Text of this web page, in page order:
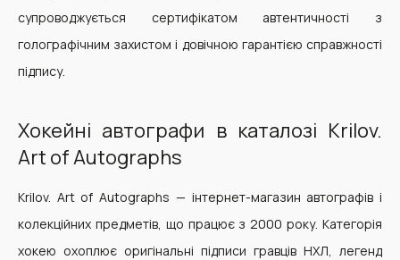
супроводжується сертифікатом автентичності з
голографічним захистом і довічною гарантією справжності
підпису.
Хокейні автографи в каталозі Krilov.
Art of Autographs
Krilov. Art of Autographs — інтернет-магазин автографів і
колекційних предметів, що працює з 2000 року. Категорія
хокею охоплює оригінальні підписи гравців НХЛ, легенд